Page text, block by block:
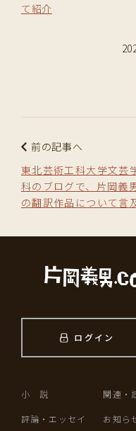
て紹介
前の記事へ
東北芸術工科大学文芸
科のブログで、片岡義
の翻訳作品について言
ログイン
小 説
評論・エッセイ
関連・
お知ら